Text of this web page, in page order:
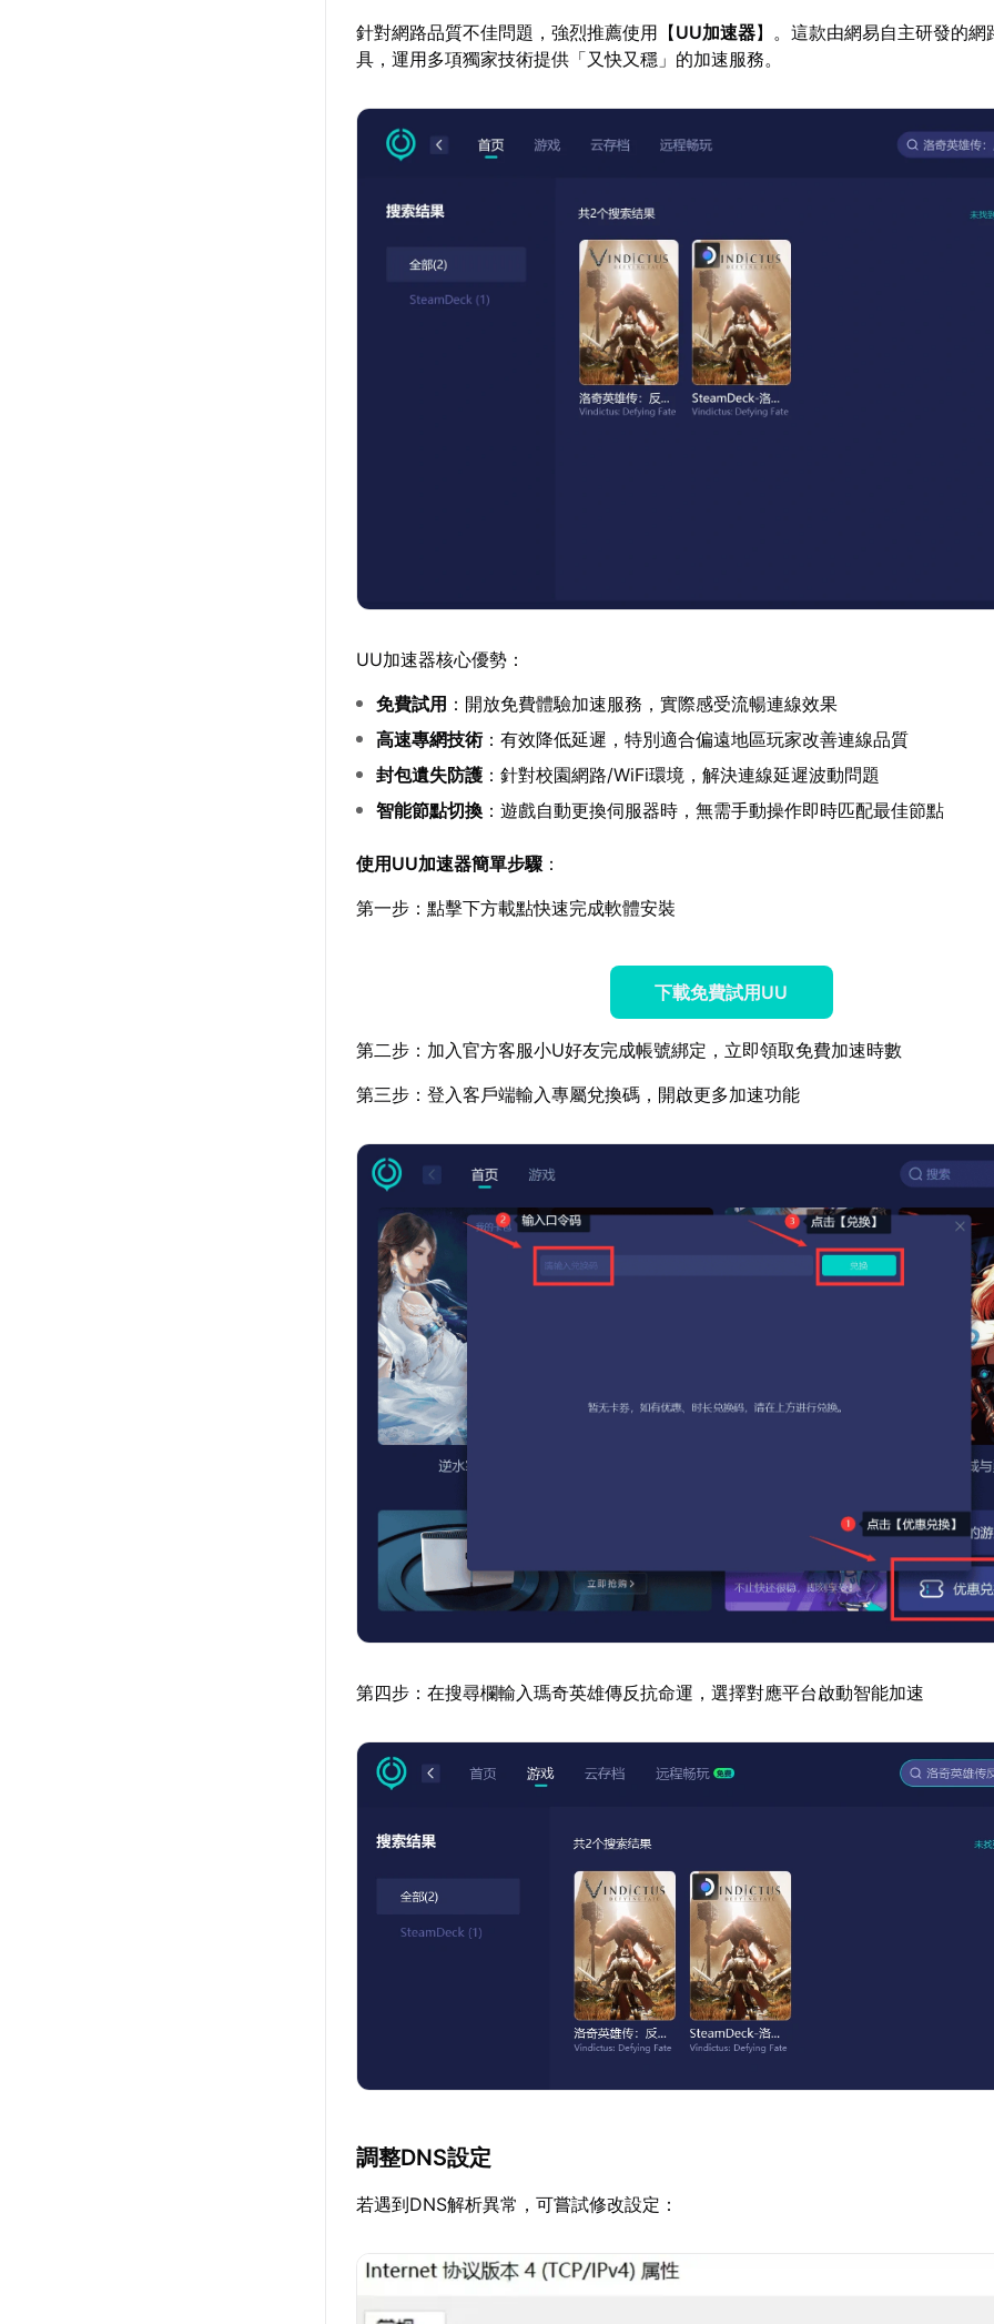
針對網路品質不佳問題，強烈推薦使用【UU加速器】。這款由網易自主研發的網
具，運用多項獨家技術提供「又快又穩」的加速服務。
UU加速器核心優勢：
免費試用 ：開放免費體驗加速服務，實際感受流暢連線效果
高速專網技術：有效降低延遲，特別適合偏遠地區玩家改善連線品質
封包遺失防護 ：針對校園網路/WiFi環境，解決連線延遲波動問題
智能節點切換 ：遊戲自動更換伺服器時，無需手動操作即時匹配最佳節點
使用UU加速器簡單步驟 ：
第一步：點擊下方載點快速完成軟體安裝
下載免費試用UU
第二步：加入官方客服小U好友完成帳號綁定，立即領取免費加速時數
第三步：登入客戶端輸入專屬兌換碼，開啟更多加速功能
第四步：在搜尋欄輸入瑪奇英雄傳反抗命運，選擇對應平台啟動智能加速
調整DNS設定
若遇到DNS解析異常，可嘗試修改設定：